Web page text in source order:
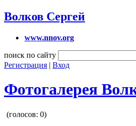
Волков Сергей
www.nnov.org
поиск по сайту
Регистрация | Вход
Фотогалерея
(голосов: 0)